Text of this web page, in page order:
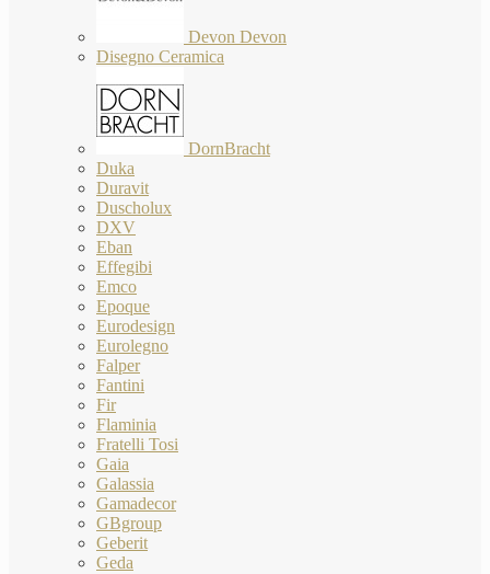
Devon Devon
Disegno Ceramica
DornBracht
Duka
Duravit
Duscholux
DXV
Eban
Effegibi
Emco
Epoque
Eurodesign
Eurolegno
Falper
Fantini
Fir
Flaminia
Fratelli Tosi
Gaia
Galassia
Gamadecor
GBgroup
Geberit
Geda